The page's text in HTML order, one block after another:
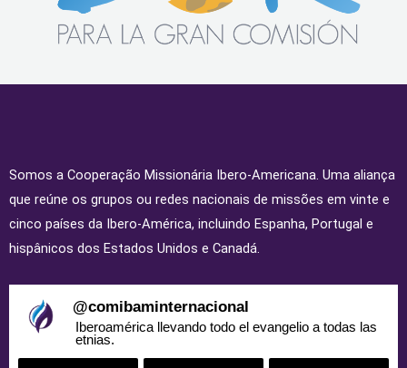
Somos a Cooperação Missionária Ibero-Americana. Uma aliança
que reúne os grupos ou redes nacionais de missões em vinte e
cinco países da Ibero-América, incluindo Espanha, Portugal e
hispânicos dos Estados Unidos e Canadá.
@comibaminternacional
Iberoamérica llevando todo el evangelio a todas las
etnias.